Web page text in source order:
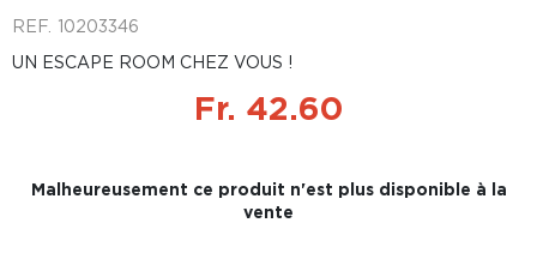
REF. 10203346
UN ESCAPE ROOM CHEZ VOUS !
Fr. 42.60
Malheureusement ce produit n'est plus disponible à la
vente